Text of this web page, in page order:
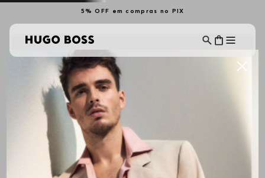
5% OFF em compras no PIX